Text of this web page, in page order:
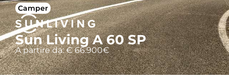
Camper
Sun Living A 60 SP
A partire da: € 66.900€